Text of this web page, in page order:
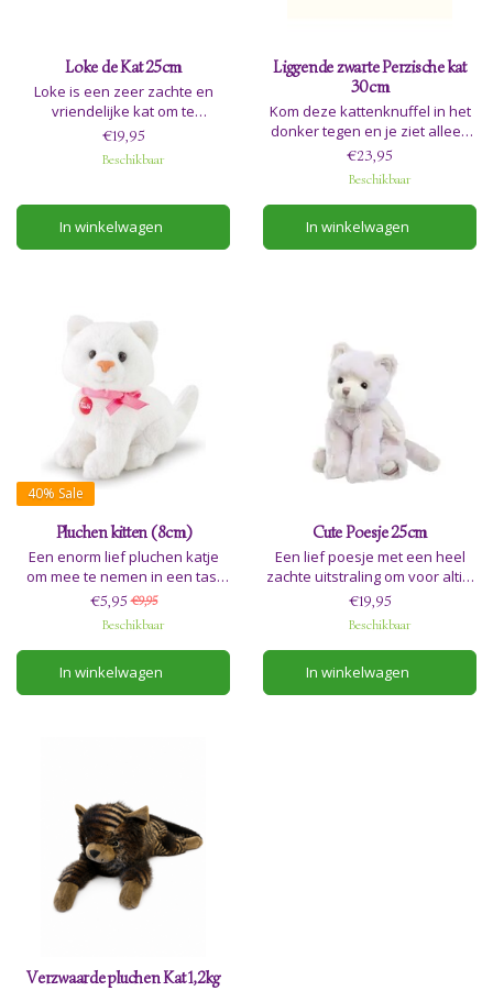
Loke de Kat 25cm
Loke is een zeer zachte en
vriendelijke kat om te
knuffelen. Ze is 25cm en
geschikt voor de allerkleinsten.
€19,95
Beschikbaar
In winkelwagen
Liggende zwarte Perzische kat
30cm
Kom deze kattenknuffel in het
donker tegen en je ziet alleen
zijn ogen. Hij brengt geluk en is
een trouwe vriend.
Adviesleeftijd 0+
€23,95
Beschikbaar
In winkelwagen
40% Sale
Pluchen kitten (8cm)
Een enorm lief pluchen katje
om mee te nemen in een tas,
aan een tas te hangen of
gewoon om mee te knuffelen.
Adviesleeftijd 0+
€5,95 €9,95
Beschikbaar
In winkelwagen
Cute Poesje 25cm
Een lief poesje met een heel
zachte uitstraling om voor altijd
je maatje te zijn.
€19,95
Beschikbaar
In winkelwagen
Verzwaarde pluchen Kat 1,2kg